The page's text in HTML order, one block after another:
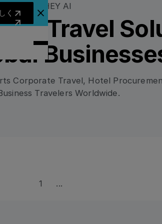
さらに詳しく
く
アナウンスバナーを閉じる
HEY AI
Travel
Corporate Travel, Hotel
Travelers Worldwide.
1 ...